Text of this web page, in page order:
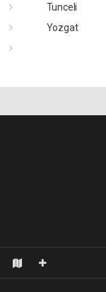
Tunceli
Yozgat